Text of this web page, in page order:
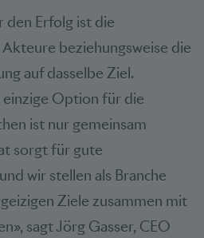
den Erfolg ist die
beziehungsweise die
auf dasselbe Ziel.
Option für die
ist nur gemeinsam
sorgt für gute
wir stellen als Branche
Ziele zusammen mit
sagt Jörg Gasser, CEO